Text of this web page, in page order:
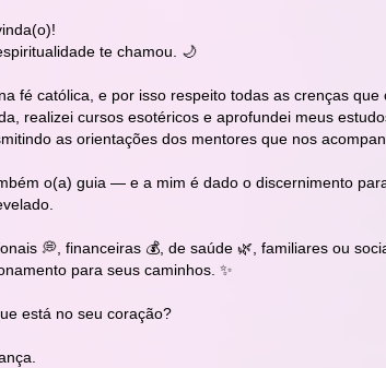
te chamou. 🌙
fé católica, e por isso respeito todas as crenças
realizei cursos esotéricos e aprofundei meus
as orientações dos mentores que nos
o(a) guia — e a mim é dado o discernimento
💭, financeiras 💰, de saúde 🌿, familiares ou
para seus caminhos. ✨
está no seu coração?